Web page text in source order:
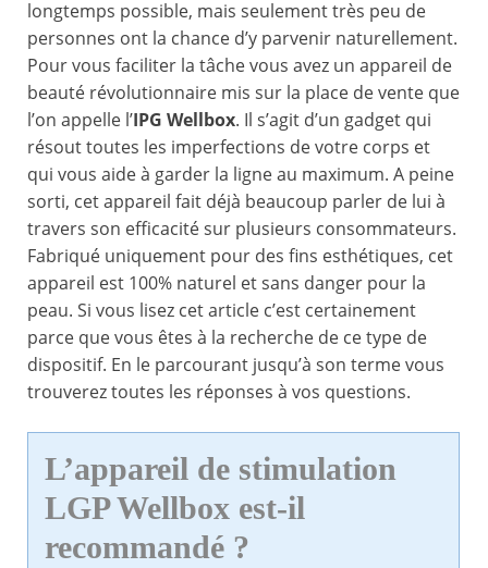
longtemps possible, mais seulement très peu de
personnes ont la chance d’y parvenir naturellement.
Pour vous faciliter la tâche vous avez un appareil de
beauté révolutionnaire mis sur la place de vente que
l’on appelle l’IPG Wellbox. Il s’agit d’un gadget qui
résout toutes les imperfections de votre corps et
qui vous aide à garder la ligne au maximum. A peine
sorti, cet appareil fait déjà beaucoup parler de lui à
travers son efficacité sur plusieurs consommateurs.
Fabriqué uniquement pour des fins esthétiques, cet
appareil est 100% naturel et sans danger pour la
peau. Si vous lisez cet article c’est certainement
parce que vous êtes à la recherche de ce type de
dispositif. En le parcourant jusqu’à son terme vous
trouverez toutes les réponses à vos questions.
L’appareil de stimulation
LGP Wellbox est-il
recommandé ?